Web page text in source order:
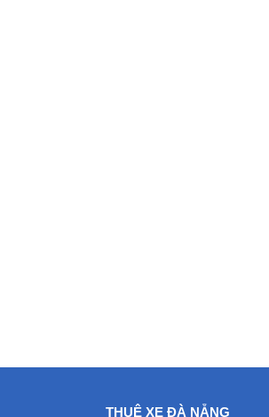
THUÊ XE ĐÀ NẴNG